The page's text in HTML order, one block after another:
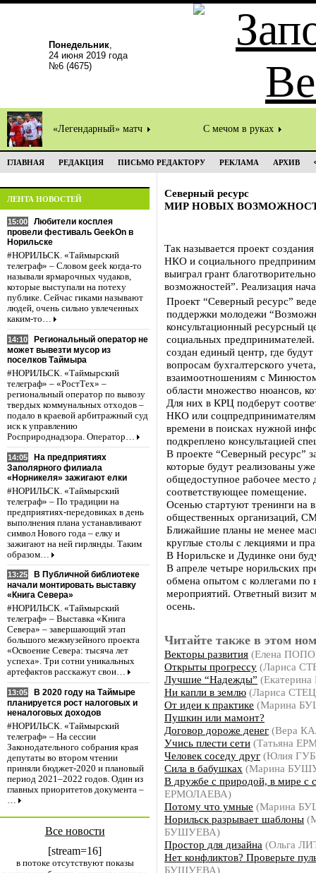
Понедельник,
24 июня 2019 года
№6 (4675)
«Легендарный» матч С мечом в руках
ГЛАВНАЯ РЕДАКЦИЯ ПИСЬМО РЕДАКТОРУ РЕКЛАМА АРХИВ
ЛЕНТА НОВОСТЕЙ
15:00
Любители косплея
провели фестиваль GeekOn в
Норильске
#НОРИЛЬСК. «Таймырский
телеграф» – Словом geek когда-то
называли ярмарочных чудаков,
которые выступали на потеху
публике. Сейчас гиками называют
людей, очень сильно увлеченных
каким-то…
14:10
Региональный оператор не
может вывезти мусор из
поселков Таймыра
#НОРИЛЬСК. «Таймырский
телеграф» – «РостТех» –
региональный оператор по вывозу
твердых коммунальных отходов –
подало в краевой арбитражный суд
иск к управлению
Росприроднадзора. Оператор…
14:05
На предприятиях
Заполярного филиала
«Норникеля» зажигают елки
#НОРИЛЬСК. «Таймырский
телеграф» – По традиции на
предприятиях-передовиках в день
выполнения плана устанавливают
символ Нового года – елку и
зажигают на ней гирлянды. Таким
образом…
13:25
В Публичной библиотеке
начали монтировать выставку
«Книга Севера»
#НОРИЛЬСК. «Таймырский
телеграф» – Выставка «Книга
Севера» – завершающий этап
большого межмузейного проекта
«Освоение Севера: тысяча лет
успеха». Три сотни уникальных
артефактов расскажут свои…
13:05
В 2020 году на Таймыре
планируется рост налоговых и
неналоговых доходов
#НОРИЛЬСК. «Таймырский
телеграф» – На сессии
Законодательного собрания края
депутаты во втором чтении
приняли бюджет-2020 и плановый
период 2021–2022 годов. Один из
главных приоритетов документа –
…
Все новости
[stream=16]
в потоке отсутствуют показы
Северный ресурс
МИР НОВЫХ
Так называется проект
НКО и социального
выиграл грант
возможностей”. Реализация
Проект “Северный ресурс”
поддержки молодежи
консультационный ресурсный
социальных
создан единый центр, где
вопросам бухгалтерского
взаимоотношениям с
области множество нюансов,
Для них в КРЦ подберут
НКО или соцпредпринимателям
времени в поисках нужной
подкреплено консультацией
В проекте “Северный ресурс”
которые будут реализованы
общедоступное рабочее
соответствующее помещение.
Осенью стартуют тренинги на
общественных организаций,
Ближайшие планы не менее
круглые столы с лекциями и
В Норильске и Дудинке они
В апреле четыре норильских
обмена опытом с коллегами по
мероприятий. Ответный визит
осень.
Читайте также в этом
Векторы развития (Елена
Открыты прогрессу (Лариса
Лучшие “Надежды”
Ни капли в землю (Лариса
От идеи к практике (Марина
Пушкин или мамонт?
Договор дороже денег (Вера
Учись плести сети (Татьяна
Человек соседу друг (Юлия
Сила в бабушках (Марина
В дружбе с природой, в мире с
ЕРМОЛАЕВА)
Потому что умные (Марина
Норильск разрывает шаблоны
БУШУЕВА)
Простор для дизайна (Ольга
Нет конфликтов? Проверьте
БУШУЕВА)